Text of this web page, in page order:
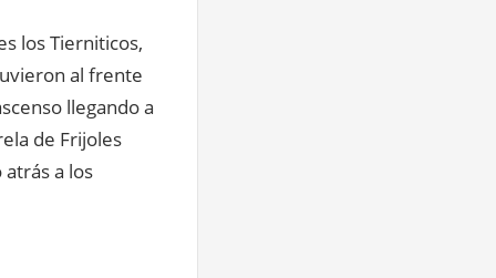
los Tierniticos,
al frente
llegando a
de Frijoles
a los